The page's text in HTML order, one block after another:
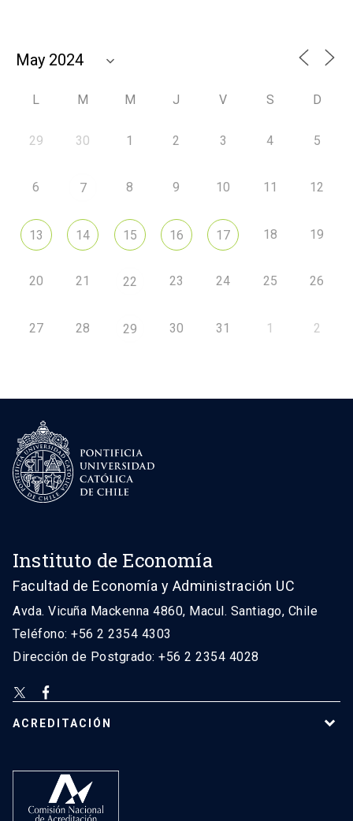
L M M J V S D
29 30 1 2 3 4 5
6 7 8 9 10 11 12
13 14 15 16 17 18 19
20 21 22 23 24 25 26
27 28 29 30 31 1 2
Instituto de Economía
Facultad de Economía y Administración UC
Avda. Vicuña Mackenna 4860, Macul. Santiago, Chile
Teléfono: +56 2 2354 4303
Dirección de Postgrado: +56 2 2354 4028
ACREDITACIÓN